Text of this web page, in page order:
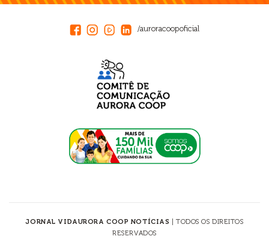
/auroracoopoficial
JORNAL VIDAURORA COOP NOTÍCIAS | TODOS OS DIREITOS
RESERVADOS